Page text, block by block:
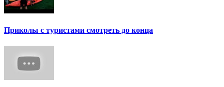
Приколы с туристами смотреть до конца